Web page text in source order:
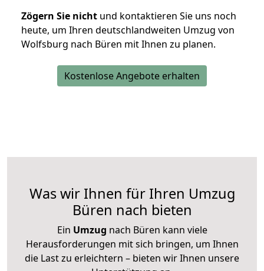
Zögern Sie nicht und kontaktieren Sie uns noch
heute, um Ihren deutschlandweiten Umzug von
Wolfsburg nach Büren mit Ihnen zu planen.
Kostenlose Angebote erhalten
Was wir Ihnen für Ihren Umzug
Büren nach bieten
Ein Umzug nach Büren kann viele
Herausforderungen mit sich bringen, um Ihnen
die Last zu erleichtern – bieten wir Ihnen unsere